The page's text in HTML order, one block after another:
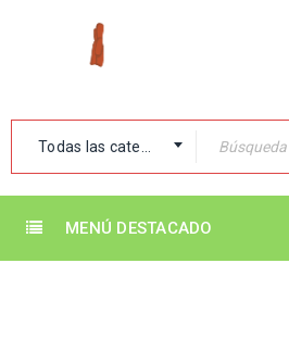
Todas las categorías
MENÚ DESTACADO